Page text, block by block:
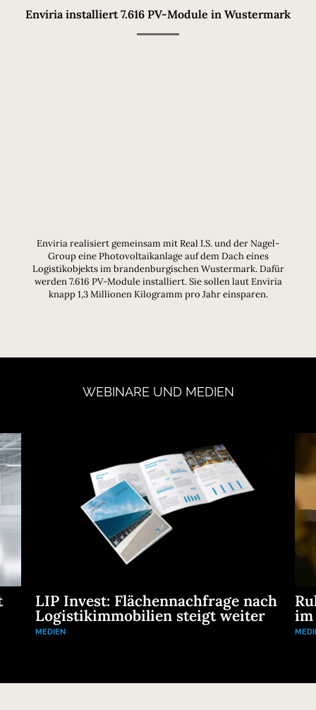
Enviria installiert 7.616 PV-Module in Wustermark
Enviria realisiert gemeinsam mit Real I.S. und der Nagel-
Group eine Photovoltaikanlage auf dem Dach eines
Logistikobjekts im brandenburgischen Wustermark. Dafür
werden 7.616 PV-Module installiert. Sie sollen laut Enviria
knapp 1,3 Millionen Kilogramm pro Jahr einsparen.
WEBINARE UND MEDIEN
LIP Invest: Flächennachfrage nach
Logistikimmobilien steigt weiter
MEDIEN
im